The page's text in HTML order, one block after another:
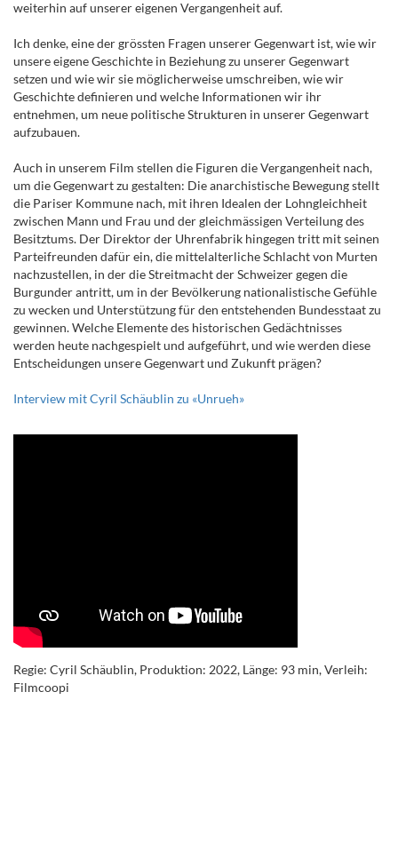
weiterhin auf unserer eigenen Vergangenheit auf.
Ich denke, eine der grössten Fragen unserer Gegenwart ist, wie wir
unsere eigene Geschichte in Beziehung zu unserer Gegenwart
setzen und wie wir sie möglicherweise umschreiben, wie wir
Geschichte definieren und welche Informationen wir ihr
entnehmen, um neue politische Strukturen in unserer Gegenwart
aufzubauen.
Auch in unserem Film stellen die Figuren die Vergangenheit nach,
um die Gegenwart zu gestalten: Die anarchistische Bewegung stellt
die Pariser Kommune nach, mit ihren Idealen der Lohngleichheit
zwischen Mann und Frau und der gleichmässigen Verteilung des
Besitztums. Der Direktor der Uhrenfabrik hingegen tritt mit seinen
Parteifreunden dafür ein, die mittelalterliche Schlacht von Murten
nachzustellen, in der die Streitmacht der Schweizer gegen die
Burgunder antritt, um in der Bevölkerung nationalistische Gefühle
zu wecken und Unterstützung für den entstehenden Bundesstaat zu
gewinnen. Welche Elemente des historischen Gedächtnisses
werden heute nachgespielt und aufgeführt, und wie werden diese
Entscheidungen unsere Gegenwart und Zukunft prägen?
Interview mit Cyril Schäublin zu «Unrueh»
Regie: Cyril Schäublin, Produktion: 2022, Länge: 93 min, Verleih:
Filmcoopi